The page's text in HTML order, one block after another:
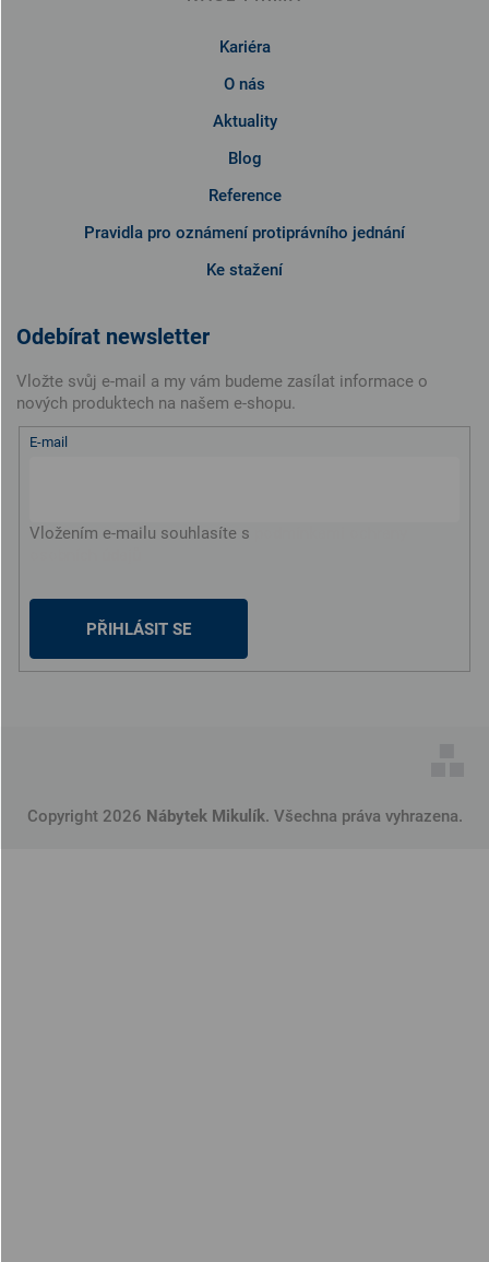
Kariéra
O nás
Aktuality
Blog
Reference
Pravidla pro oznámení protiprávního jednání
Ke stažení
Odebírat newsletter
Vložte svůj e-mail a my vám budeme zasílat informace o
nových produktech na našem e-shopu.
E-mail
Vložením e-mailu souhlasíte s
PŘIHLÁSIT SE
Copyright 2026 Nábytek Mikulík. Všechna práva vyhrazena.